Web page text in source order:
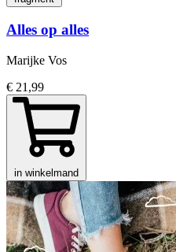
Alles op alles
Marijke Vos
€ 21,99
in winkelmand